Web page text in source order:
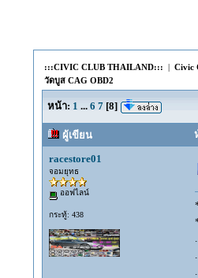
:::CIVIC CLUB THAILAND::: | Civic
วัดบูส CAG OBD2
หน้า: 1 ... 6 7[8]
ผู้เขียน
racestore01
จอมยุทธ
ออฟไลน์
กระทู้: 438